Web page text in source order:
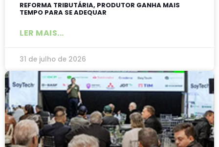
REFORMA TRIBUTÁRIA, PRODUTOR GANHA MAIS
TEMPO PARA SE ADEQUAR
LER MAIS...
31 de julho de 2026